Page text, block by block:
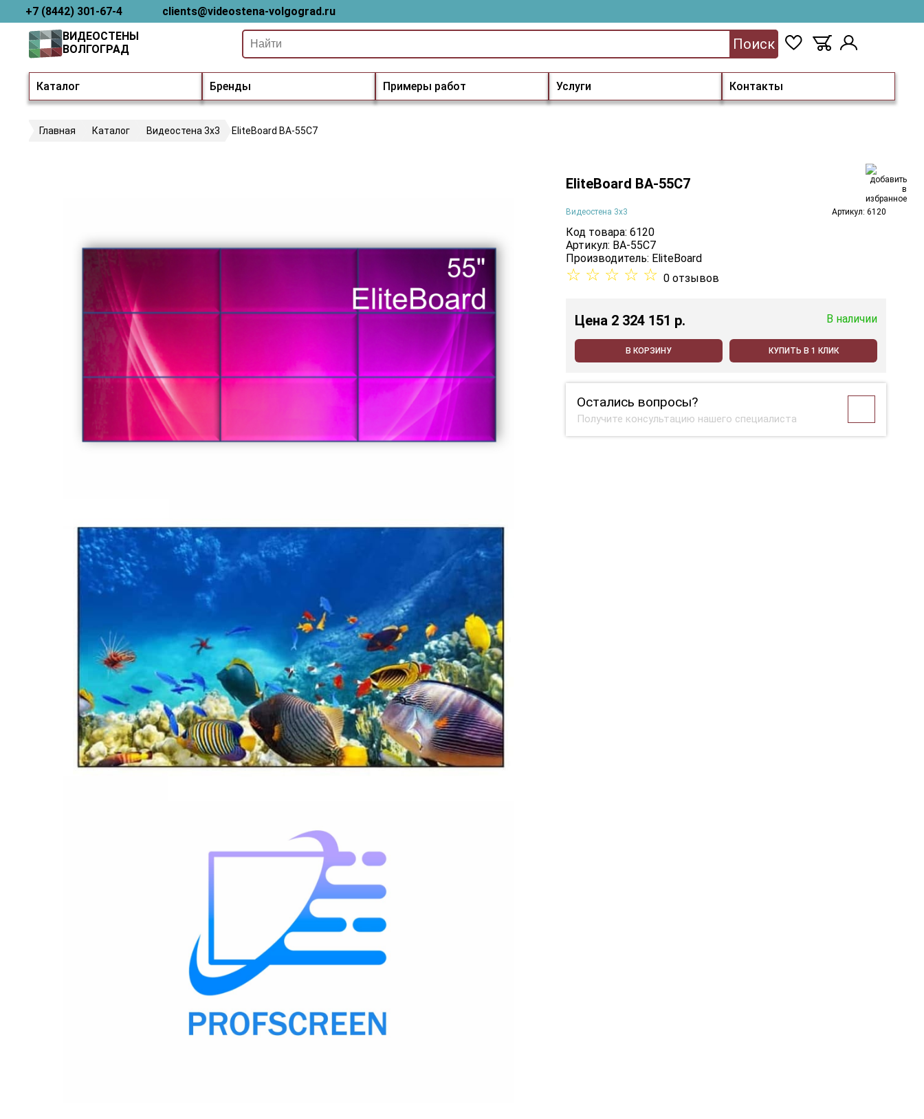
+7 (8442) 301-67-4 clients@videostena-volgograd.ru
Каталог Бренды Примеры работ Услуги Контакты
ВИДЕОСТЕНЫ
ВОЛГОГРАД
Поиск
Главная Каталог Видеостена 3х3 EliteBoard BA-55C7
EliteBoard BA-55C7
Видеостена 3х3 Артикул: 6120
Код товара: 6120
Артикул: BA-55C7
Производитель: EliteBoard
☆ ☆ ☆ ☆ ☆ 0 отзывов
Цена 2 324 151 p. В наличии
В КОРЗИНУ КУПИТЬ В 1 КЛИК
Остались вопросы?
Получите консультацию нашего специалиста